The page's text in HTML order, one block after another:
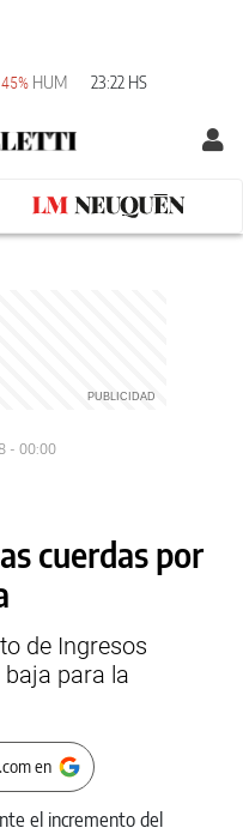
45% HUM 23:22 HS
- 00:00
cuerdas por
de Ingresos
para la
en